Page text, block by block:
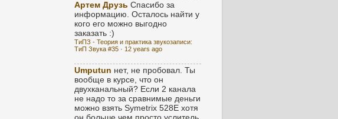
Артем Друзь Спасибо за
информацию. Осталось найти у
кого его можно выгодно
заказать :)
ТиПЗ - Теория и практика звукозаписи:
ТиП Звука #35 · 12 years ago
Umputun нет, не пробовал. Ты
вообще в курсе, что он
двухканальный? Если 2 канала
не надо то за сравнимые деньги
можно взять Symetrix 528E хотя